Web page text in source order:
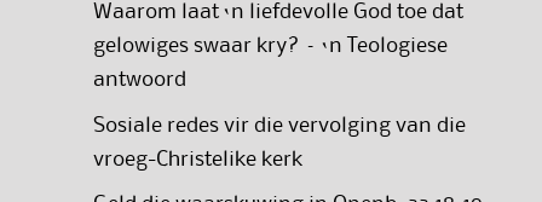
Waarom laat ‘n liefdevolle God toe dat
gelowiges swaar kry? – ‘n Teologiese
antwoord
Sosiale redes vir die vervolging van die
vroeg-Christelike kerk